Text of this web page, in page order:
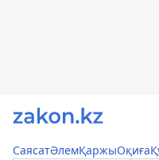
СаясатӘлемҚаржыОқиға